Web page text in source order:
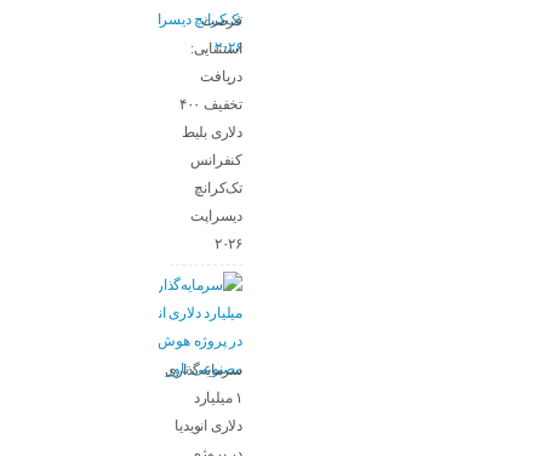
فرصت
استثنایی:
دریافت
تخفیف ۴۰۰
دلاری بلیط
کنفرانس
تک‌کرانچ
دیسراپت
۲۰۲۶
سرمایه‌گذاری
۱ میلیارد
دلاری انویدیا